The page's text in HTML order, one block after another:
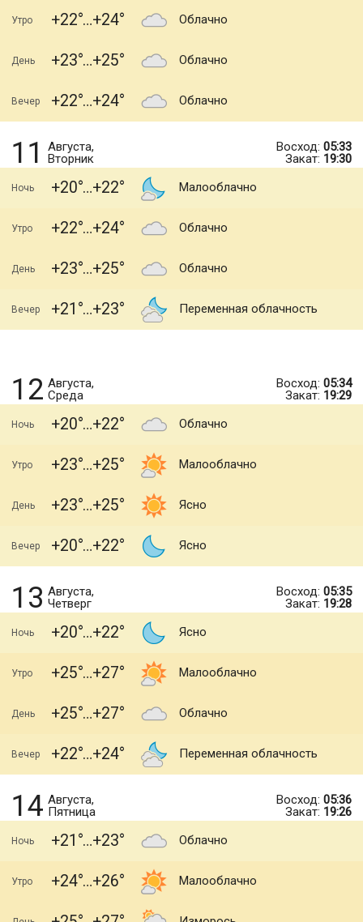
Утро +22 +24 Облачно
День +23 +25 Облачно
Вечер +22 +24 Облачно
11
Августа,
Вторник
Восход: 05:33
Закат: 19:30
Ночь +20 +22 Малооблачно
Утро +22 +24 Облачно
День +23 +25 Облачно
Вечер +21 +23 Переменная облачность
12 Августа,
Среда
Восход: 05:34
Закат: 19:29
Ночь +20 +22 Облачно
Утро +23 +25 Малооблачно
День +23 +25 Ясно
Вечер +20 +22 Ясно
13 Августа,
Четверг
Восход: 05:35
Закат: 19:28
Ночь +20 +22 Ясно
Утро +25 +27 Малооблачно
День +25 +27 Облачно
Вечер +22 +24 Переменная облачность
14 Августа,
Пятница
Восход: 05:36
Закат: 19:26
Ночь +21 +23 Облачно
Утро +24 +26 Малооблачно